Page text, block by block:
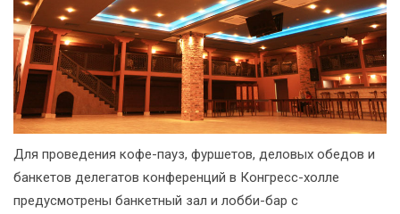
Для проведения кофе-пауз, фуршетов, деловых обедов и
банкетов делегатов конференций в Конгресс-холле
предусмотрены банкетный зал и лобби-бар с